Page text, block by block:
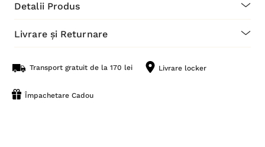
Detalii Produs
Livrare și Returnare
Transport gratuit de la 170 lei Livrare locker
Împachetare Cadou